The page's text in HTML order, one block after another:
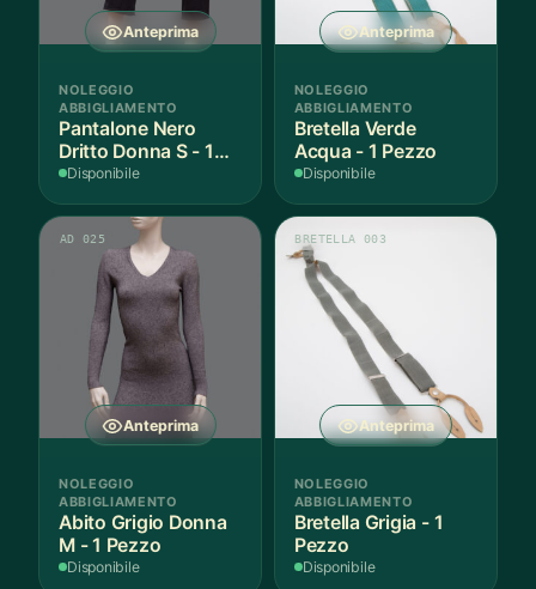
Anteprima
NOLEGGIO
ABBIGLIAMENTO
Pantalone Nero
Dritto Donna S - 1
Paio
Disponibile
Anteprima
NOLEGGIO
ABBIGLIAMENTO
Bretella Verde
Acqua - 1 Pezzo
Disponibile
Anteprima
AD 025
NOLEGGIO
ABBIGLIAMENTO
Abito Grigio Donna
M - 1 Pezzo
Disponibile
Anteprima
BRETELLA 003
NOLEGGIO
ABBIGLIAMENTO
Bretella Grigia - 1
Pezzo
Disponibile